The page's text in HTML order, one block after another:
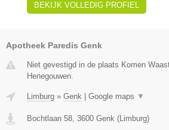
BEKIJK VOLLEDIG PROFIEL
Apotheek Paredis Genk
Niet gevestigd in de plaats Komen
Henegouwen.
Limburg » Genk Google maps ▼
Bochtlaan 58, 3600 Genk (Limburg)